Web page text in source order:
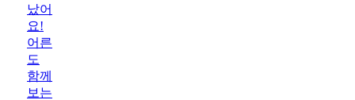
났어
요!
어른
도
함께
보는